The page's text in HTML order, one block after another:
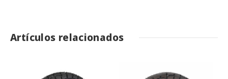
Artículos relacionados